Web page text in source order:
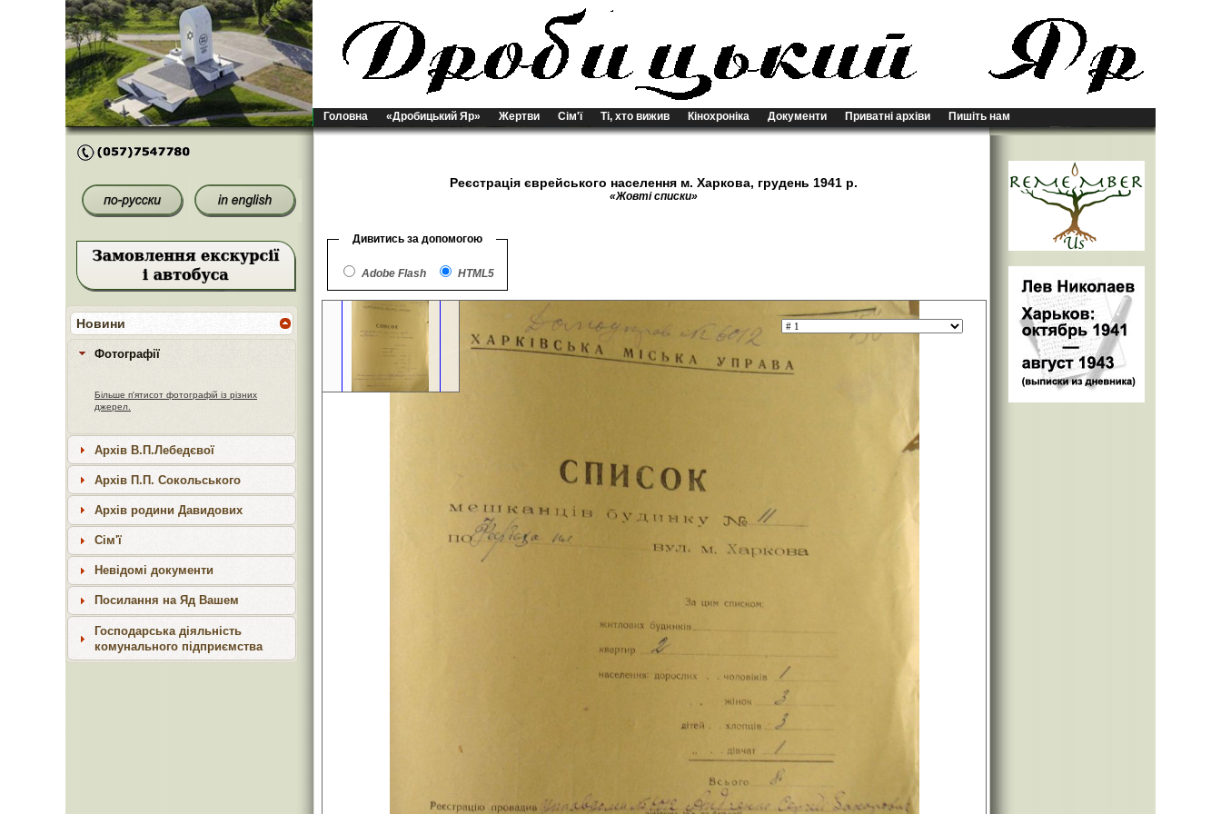
Головна «Дробицький Яр» Жертви Сім'ї Ті, хто вижив Кінохроніка Документи Приватні архіви Пишіть нам
Новини
Фотографії
Більше п'ятисот фотографій із різних
джерел.
Архів В.П.Лебедєвої
Архів П.П. Сокольського
Архів родини Давидових
Сім'ї
Невідомі документи
Посилання на Яд Вашем
Господарська діяльність
комунального підприємства
Реєстрація єврейського населення м. Харкова, грудень 1941 р.
«Жовті списки»
Дивитись за допомогою
Adobe Flash HTML5